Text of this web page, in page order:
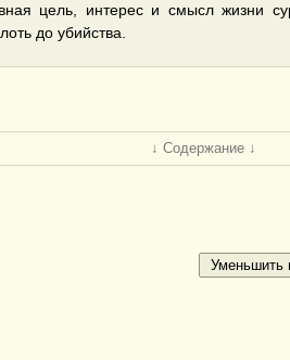
цель, интерес и смысл жизни
до убийства.
↓ Содержание ↓